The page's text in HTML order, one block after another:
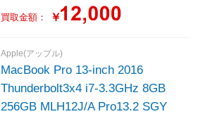
買取金額： ￥
Apple(アップル)
MacBook Pro 13-inch 2016
Thunderbolt3x4 i7-3.3GHz 8GB
256GB MLH12J/A Pro13.2 SGY